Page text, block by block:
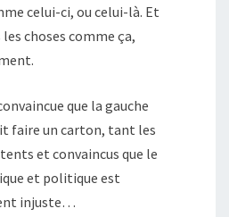
celui-ci, ou celui-là. Et
choses comme ça,
que la gauche
faire un carton, tant les
et convaincus que le
et politique est
injuste…